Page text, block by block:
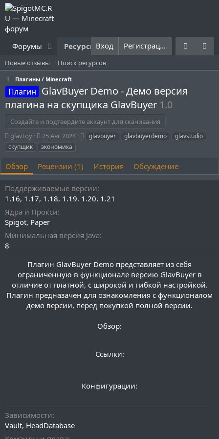
Форумы Ресурсы Что нового? Правила
Вход Регистрация
Новые отзывы Поиск ресурсов
Плагины / Minecraft
Плагин GlavBuyer Demo - Демо версия
плагина на скупщика GlavBuyer 1.0
Создайте и подтвердите аккаунт для скачивания
А
в
т
о
р
glavtoy
Д
а
т
с
о
з
д
н
и
25 Авг 2024
Т glavbuyer glavbuyerdemo
glavstudio
скупщик
экономика
Обзор Рецензии (1) История Обсуждение
Поддерживаемые версии
1.16 1.17 1.18 1.19 1.20 1.21
Ядра и Прокси
Spigot Paper
Минимальная версия Java
8
Плагин GlavBuyer Demo представляет из себя
ограниченную в функционале версию GlavBuyer в
отличие от платной, с широкой и гибкой настройкой.
Плагин предназачен для ознакомления с функционалом
демо версии, перед покупкой полной версии.
Обзор:
Для просмотра этого контента нам потребуется ваше
странице cookie.
You must be logged in to see this link.
Ссылки:
Конфигурации:
#
title: "GlavBuyerDemo | Скупщик" # Заголовок для
Зависимости
Vault, HeadDatabase